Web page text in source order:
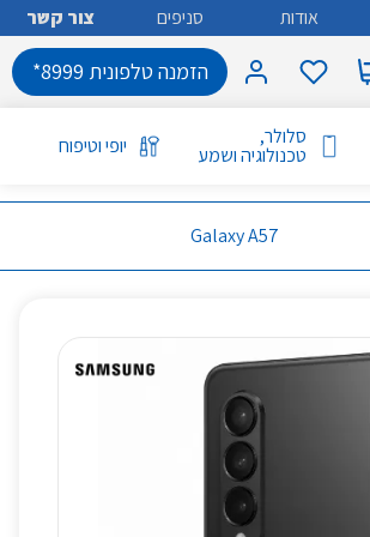
אודות סניפים צור קשר
הזמנה טלפונית 8999*
סלולר,
טכנולוגיה ושמע יופי וטיפוח
Galaxy A57